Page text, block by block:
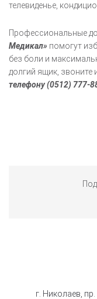
телевиденье,
Профессиональные
Медикал» помогут
без боли и
долгий ящик, звоните
телефону (0512) 777-
г. Николаев,